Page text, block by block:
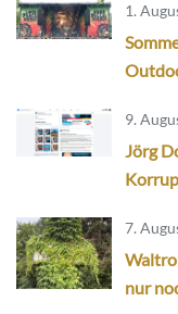
1.
9.
Jörg
7.
nur